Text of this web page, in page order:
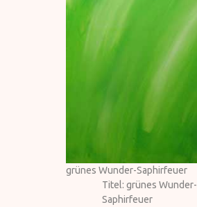
grünes Wunder-Saphirfeuer
Titel: grünes Wunder-
Saphirfeuer